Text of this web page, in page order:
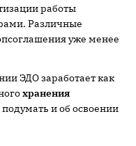
работы
Различные
уже менее
ЭДО заработает как
хранения
и об освоении